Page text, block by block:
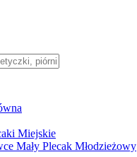
Miejskie
Mały Plecak Młodzieżowy